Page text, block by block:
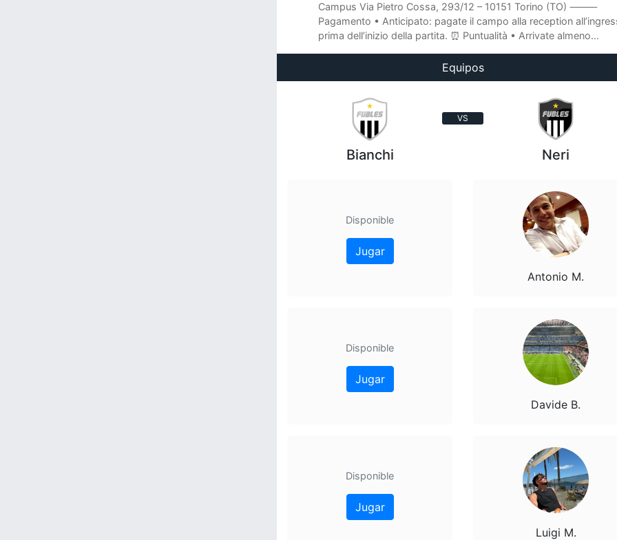
Campus Via Pietro Cossa, 293/12 – 10151 Torino (TO) ⸻
Pagamento • Anticipato: pagate il campo alla reception
prima dell’inizio della partita. ⏰ Puntualità • Arrivate almeno...
Equipos
VS
Bianchi
Disponible
Jugar
Disponible
Jugar
Disponible
Jugar
Neri
Antonio M.
Davide B.
Luigi M.